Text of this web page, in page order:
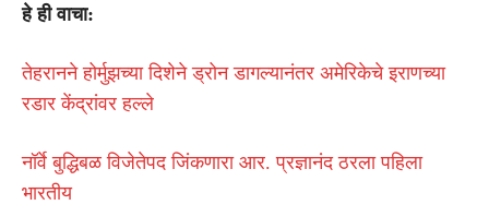
हे ही वाचा:
तेहरानने होर्मुझच्या दिशेने ड्रोन डागल्यानंतर अमेरिकेचे इराणच्या
रडार केंद्रांवर हल्ले
नॉर्वे बुद्धिबळ विजेतेपद जिंकणारा आर. प्रज्ञानंद ठरला पहिला
भारतीय